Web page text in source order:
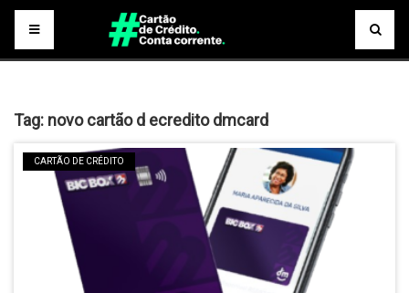
Tag: novo cartão d ecredito dmcard
CARTÃO DE CRÉDITO